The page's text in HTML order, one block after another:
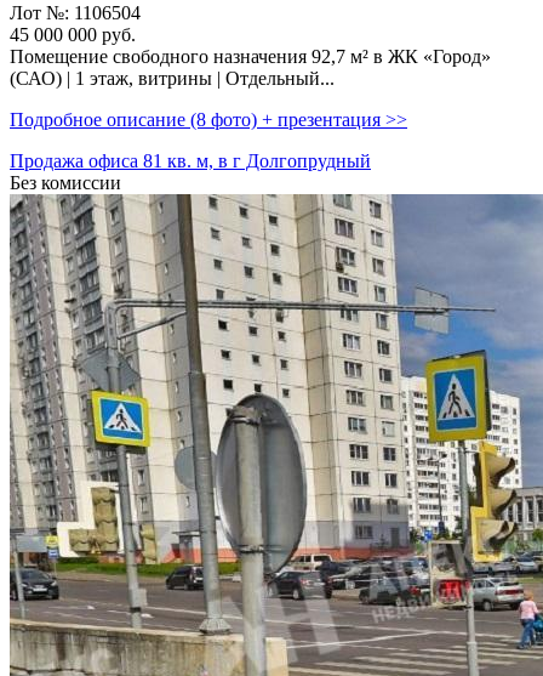
Лот №: 1106504
45 000 000 руб.
Помещение свободного назначения 92,­7 м² в ЖК «Город»
(САО) | 1 этаж,­ витрины | Отдельный...
Подробное описание (8 фото) + презентация >>
Продажа офиса 81 кв. м, в г Долгопрудный
Без комиссии